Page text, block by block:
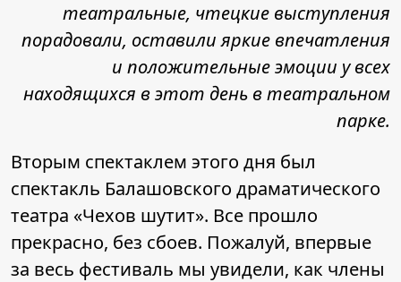
театральные, чтецкие выступления
порадовали, оставили яркие впечатления
и положительные эмоции у всех
находящихся в этот день в театральном
парке.
Вторым спектаклем этого дня был
спектакль Балашовского драматического
театра «Чехов шутит». Все прошло
прекрасно, без сбоев. Пожалуй, впервые
за весь фестиваль мы увидели, как члены